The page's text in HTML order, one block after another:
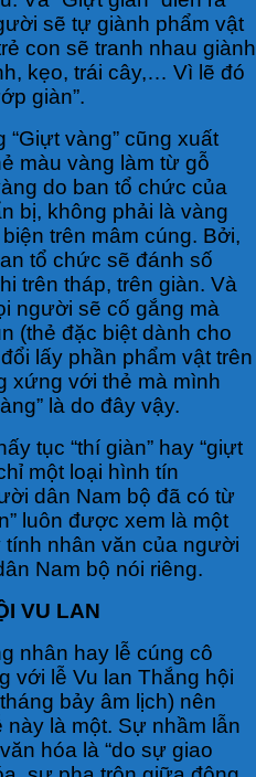
sẽ tự giành phẩm vật
con sẽ tranh nhau giành
kẹo, trái cây,… Vì lẽ đó
giàn”.
“Giựt vàng” cũng xuất
màu vàng làm từ gỗ
do ban tổ chức của
bị, không phải là vàng
trên mâm cúng. Bởi,
tổ chức sẽ đánh số
trên tháp, trên giàn. Và
người sẽ cố gắng mà
(thẻ đặc biệt dành cho
lấy phần phẩm vật trên
xứng với thẻ mà mình
là do đây vậy.
tục “thí giàn” hay “giựt
một loại hình tín
dân Nam bộ đã có từ
luôn được xem là một
nhân văn của người
Nam bộ nói riêng.
VU LAN
nhân hay lễ cúng cô
với lễ Vu lan Thắng hội
bảy âm lịch) nên
là một. Sự nhầm lẫn
hóa là “do sự giao